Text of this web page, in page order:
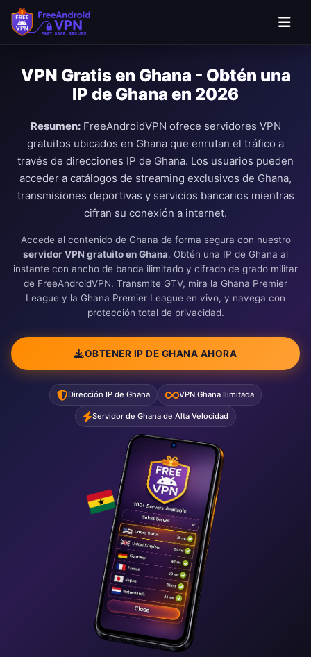
Saltar al contenido principal
VPN Gratis en Ghana - Obtén una
IP de Ghana en 2026
Resumen:FreeAndroidVPN ofrece servidores VPN
gratuitos ubicados en Ghana que enrutan el tráfico a
través de direcciones IP de Ghana. Los usuarios pueden
acceder a catálogos de streaming exclusivos de Ghana,
transmisiones deportivas y servicios bancarios mientras
cifran su conexión a internet.
Accede al contenido de Ghana de forma segura con nuestro
servidor VPN gratuito en Ghana. Obtén una IP de Ghana al
instante con ancho de banda ilimitado y cifrado de grado militar
de FreeAndroidVPN. Transmite GTV, mira la Ghana Premier
League y la Ghana Premier League en vivo, y navega con
protección total de privacidad.
OBTENER IP DE GHANA AHORA
Dirección IP de Ghana VPN Ghana Ilimitada
Servidor de Ghana de Alta Velocidad